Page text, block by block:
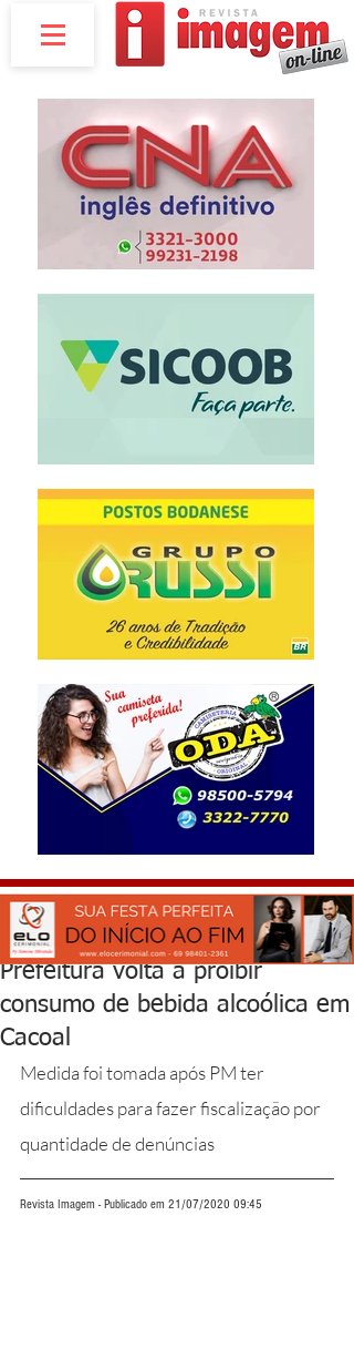
Prefeitura volta a proibir
consumo de bebida alcoólica em
Cacoal
Medida foi tomada após PM ter
dificuldades para fazer fiscalização por
quantidade de denúncias
Revista Imagem - Publicado em 21/07/2020 09:45